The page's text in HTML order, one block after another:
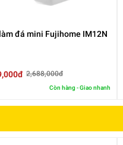
đá mini Fujihome IM12N
2,688,000đ
Còn hàng - Giao nhanh